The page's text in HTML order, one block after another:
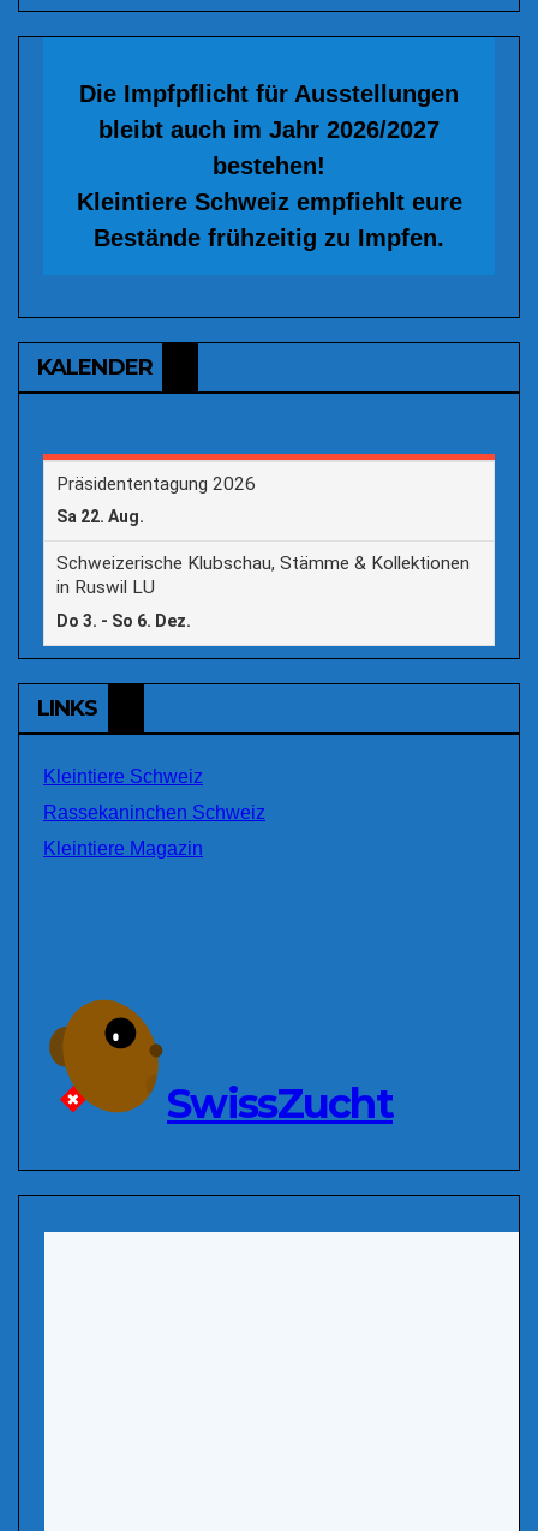
Die Impfpflicht für Ausstellungen
bleibt auch im Jahr 2026/2027
bestehen!
Kleintiere Schweiz empfiehlt eure
Bestände frühzeitig zu Impfen.
KALENDER
LINKS
Kleintiere Schweiz
Rassekaninchen Schweiz
Kleintiere Magazin
SwissZucht